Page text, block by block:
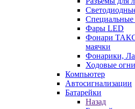
Фары LED
Фонари
маячки
Фонарики,
Ходовые огни
Компьютер
Автосигнализации
Батарейки
Назад